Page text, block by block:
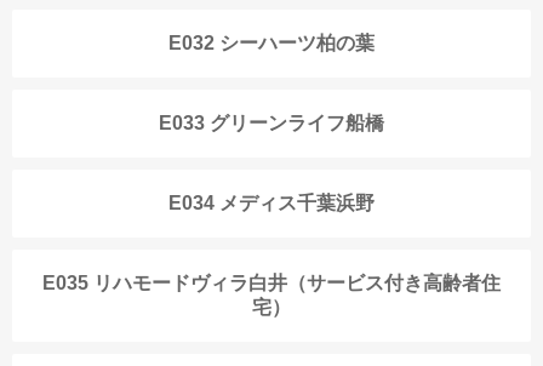
E032 シーハーツ柏の葉
E033 グリーンライフ船橋
E034 メディス千葉浜野
E035 リハモードヴィラ白井（サービス付き高齢者住
宅）